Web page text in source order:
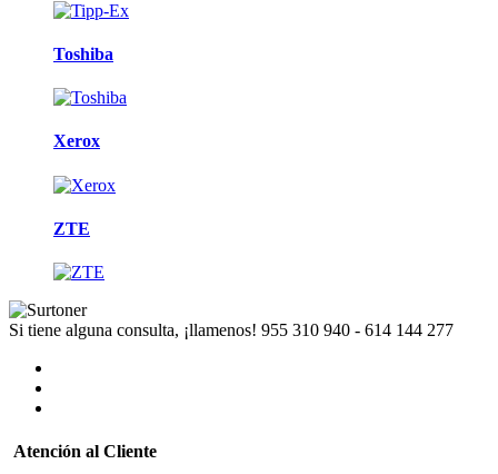
Toshiba
Xerox
ZTE
Si tiene alguna consulta, ¡llamenos! 955 310 940 - 614 144 277
Atención al Cliente